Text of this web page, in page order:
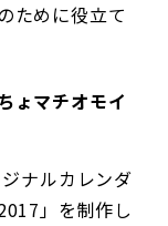
ために役立て
ょマチオモイ
ナルカレンダ
」を制作し